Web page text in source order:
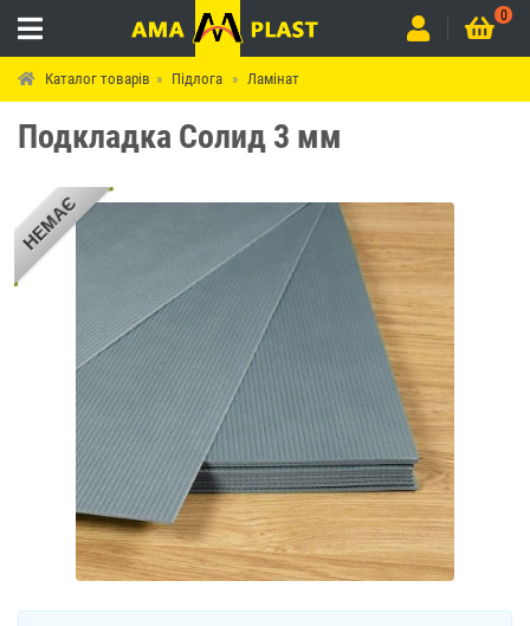
0
Каталог товарів Підлога Ламінат
Подкладка Солид 3 мм
НЕМАЄ